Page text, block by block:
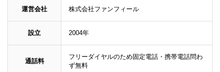
運営会社 株式会社ファンフィール
設立 2004年
通話料
フリーダイヤルのため固定電話・携帯電話問わ
ず無料